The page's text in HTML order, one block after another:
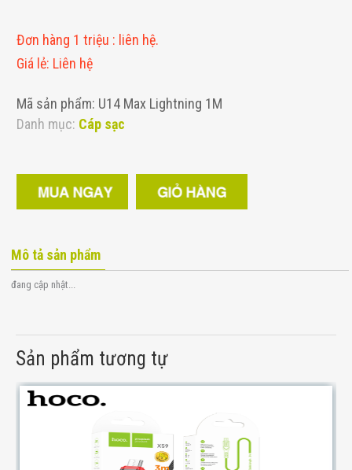
Đơn hàng 1 triệu : liên hệ.
Giá lẻ: Liên hệ
Mã sản phẩm: U14 Max Lightning 1M
Danh mục: Cáp sạc
Mô tả sản phẩm
đang cập nhật...
Sản phẩm tương tự